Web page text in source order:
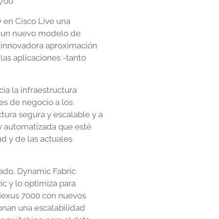
Cisco Live una
nuevo modelo de
aproximación
aplicaciones -tanto
la infraestructura
de negocio a los
segura y escalable y a
automatizada que esté
y de las actuales
Dynamic Fabric
y lo optimiza para
7000 con nuevos
una escalabilidad